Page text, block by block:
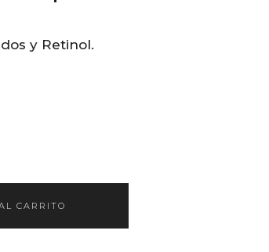
y Retinol.
CARRITO